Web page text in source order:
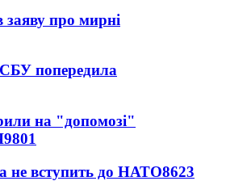
заяву про мирні
попередила
на "допомозі"
9801
не вступить до НАТО8623